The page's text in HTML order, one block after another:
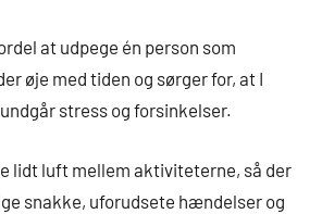
at udpege én person som
øje med tiden og sørger for, at I
stress og forsinkelser.
lidt luft mellem aktiviteterne, så der
snakke, uforudsete hændelser og